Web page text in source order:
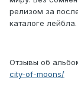
релизом за
каталоге
Отзывы об
city-of-moons/